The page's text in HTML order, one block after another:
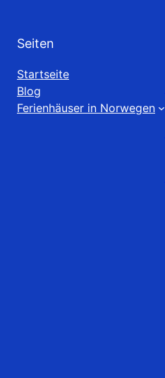
Seiten
Startseite
Blog
Ferienhäuser in Norwegen